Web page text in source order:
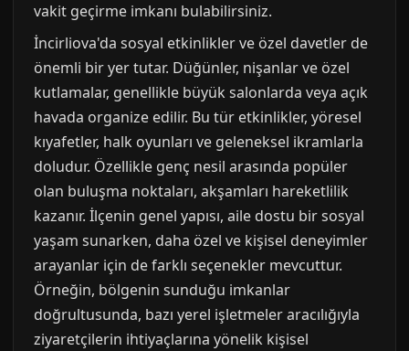
vakit geçirme imkanı bulabilirsiniz.
İncirliova'da sosyal etkinlikler ve özel davetler de
önemli bir yer tutar. Düğünler, nişanlar ve özel
kutlamalar, genellikle büyük salonlarda veya açık
havada organize edilir. Bu tür etkinlikler, yöresel
kıyafetler, halk oyunları ve geleneksel ikramlarla
doludur. Özellikle genç nesil arasında popüler
olan buluşma noktaları, akşamları hareketlilik
kazanır. İlçenin genel yapısı, aile dostu bir sosyal
yaşam sunarken, daha özel ve kişisel deneyimler
arayanlar için de farklı seçenekler mevcuttur.
Örneğin, bölgenin sunduğu imkanlar
doğrultusunda, bazı yerel işletmeler aracılığıyla
ziyaretçilerin ihtiyaçlarına yönelik kişisel